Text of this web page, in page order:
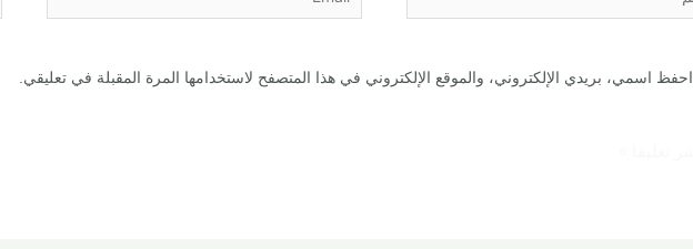
احفظ اسمي، بريدي الإلكتروني، والموقع الإلكتروني في هذا المتصفح لاستخدامها المرة المقبلة في تعليقي.